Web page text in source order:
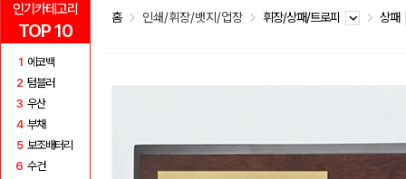
인기카테고리
TOP 10
1 에코백
2 텀블러
3 우산
4 부채
5 보조배터리
6 수건
홈 인쇄/휘장/뱃지/업장 휘장/상패/트로피 상패